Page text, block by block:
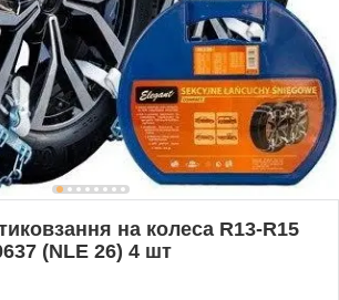
на колеса R13-R15
(NLE 26) 4 шт